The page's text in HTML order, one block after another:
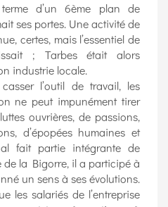
d’un 6ème plan de
ses portes. Une activité de
certes, mais l’essentiel de
; Tarbes était alors
industrie locale.
l’outil de travail, les
ne peut impunément tirer
ouvrières, de passions,
d’épopées humaines et
fait partie intégrante de
de la Bigorre, il a participé à
un sens à ses évolutions.
les salariés de l’entreprise